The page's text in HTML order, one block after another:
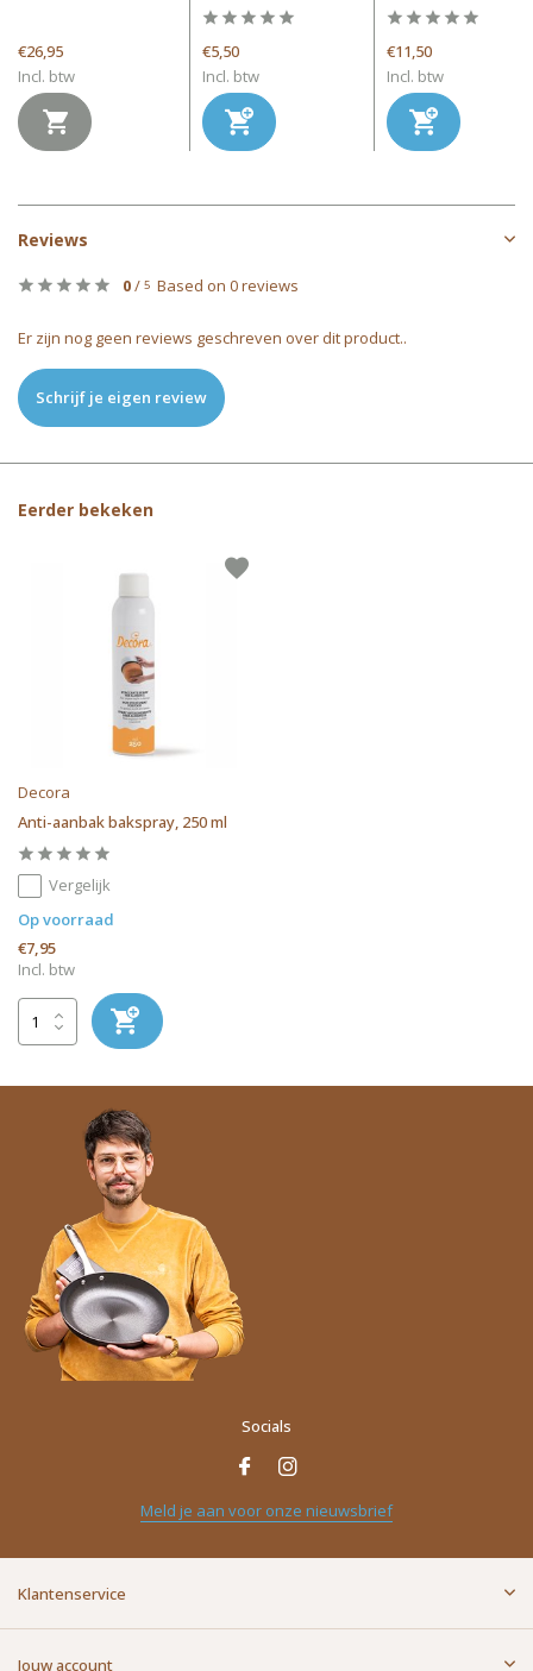
€26,95
Incl. btw
€5,50
Incl. btw
€11,50
Incl. btw
Reviews
0/ 5 Based on 0 reviews
Er zijn nog geen reviews geschreven over dit product..
Schrijf je eigen review
Eerder bekeken
Decora
Anti-aanbak bakspray, 250 ml
Vergelijk
Op voorraad
€7,95
Incl. btw
Socials
Meld je aan voor onze nieuwsbrief
Klantenservice
Jouw account